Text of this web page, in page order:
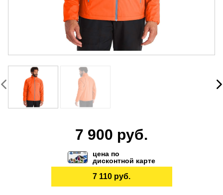
7 900 руб.
цена по
дисконтной карте
7 110 руб.